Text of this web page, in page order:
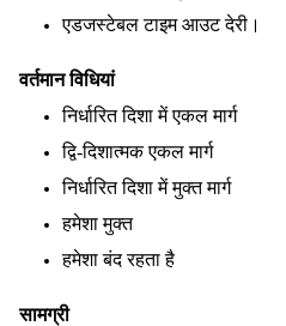
एडजस्टेबल टाइम आउट देरी।
वर्तमान विधियां
निर्धारित दिशा में एकल मार्ग
द्वि-दिशात्मक एकल मार्ग
निर्धारित दिशा में मुक्त मार्ग
हमेशा मुक्त
हमेशा बंद रहता है
सामग्री